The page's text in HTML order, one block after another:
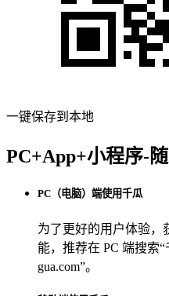
一键保存到本地
PC+App+小程序-
PC（电脑）端使用千瓜
为了更好的用户体验，
能，推荐在 PC 端搜索“
gua.com”。